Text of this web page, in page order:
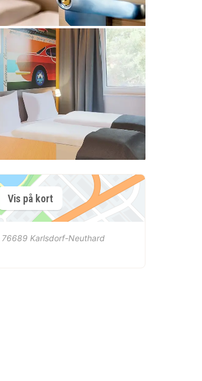
Vis på kort
76689 Karlsdorf-Neuthard